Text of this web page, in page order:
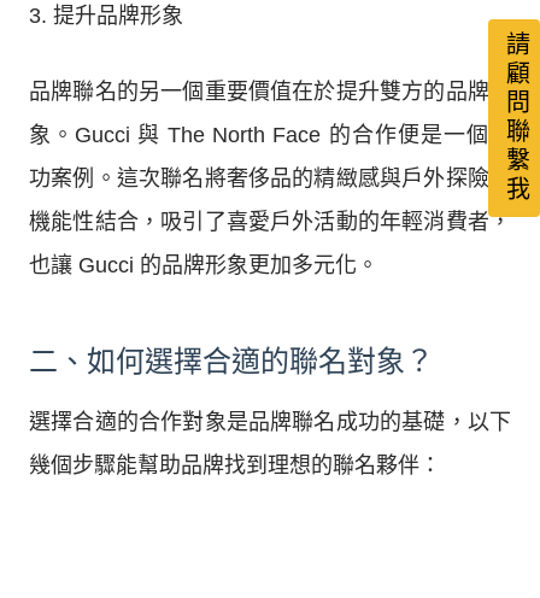
3. 提升品牌形象
品牌聯名的另一個重要價值在於提升雙方的品牌形
象。Gucci 與 The North Face 的合作便是一個成
功案例。這次聯名將奢侈品的精緻感與戶外探險的
機能性結合，吸引了喜愛戶外活動的年輕消費者，
也讓 Gucci 的品牌形象更加多元化。
二、如何選擇合適的聯名對象？
選擇合適的合作對象是品牌聯名成功的基礎，以下
幾個步驟能幫助品牌找到理想的聯名夥伴：
請顧問聯繫我